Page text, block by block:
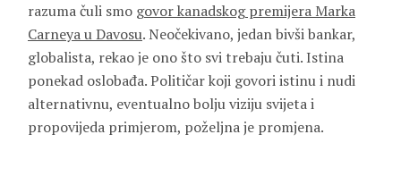
razuma čuli smo govor kanadskog premijera Marka
Carneyau Davosu. Neočekivano, jedan bivši bankar,
globalista, rekao je ono što svi trebaju čuti. Istina
ponekad oslobađa. Političar koji govori istinu i nudi
alternativnu, eventualno bolju viziju svijeta i
propovijeda primjerom, poželjna je promjena.